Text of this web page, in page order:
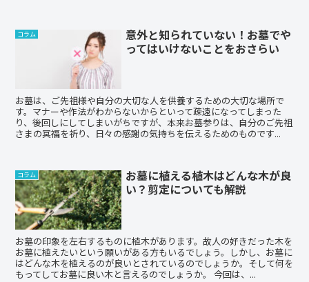
コラム
意外と知られていない！お墓でや
ってはいけないことをおさらい
お墓は、ご先祖様や自分の大切な人を供養するための大切な場所で
す。マナーや作法がわからないからといって疎遠になってしまった
り、後回しにしてしまいがちですが、本来お墓参りは、自分のご先祖
さまの冥福を祈り、日々の感謝の気持ちを伝えるためのものです...
コラム
お墓に植える植木はどんな木が良
い？剪定についても解説
お墓の印象を左右するものに植木があります。故人の好きだった木を
お墓に植えたいという願いがある方もいるでしょう。しかし、お墓に
はどんな木を植えるのが良いとされているのでしょうか。そして何を
もってしてお墓に良い木と言えるのでしょうか。 今回は、...